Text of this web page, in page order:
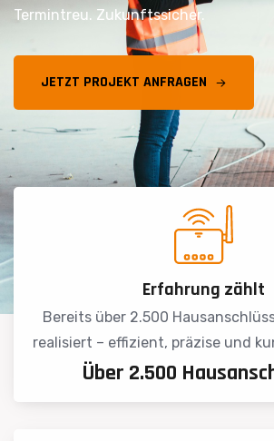
Termintreu. Zukunftssicher.
Erfahrung zählt
Bereits über 2.500
realisiert – effizient, präzise und
Über 2.500